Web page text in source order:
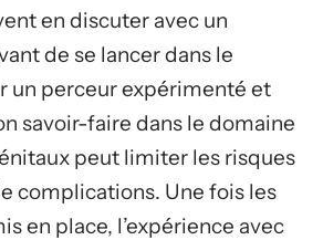
en discuter avec un
de se lancer dans le
un perceur expérimenté et
savoir-faire dans le domaine
peut limiter les risques
complications. Une fois les
en place, l’expérience avec